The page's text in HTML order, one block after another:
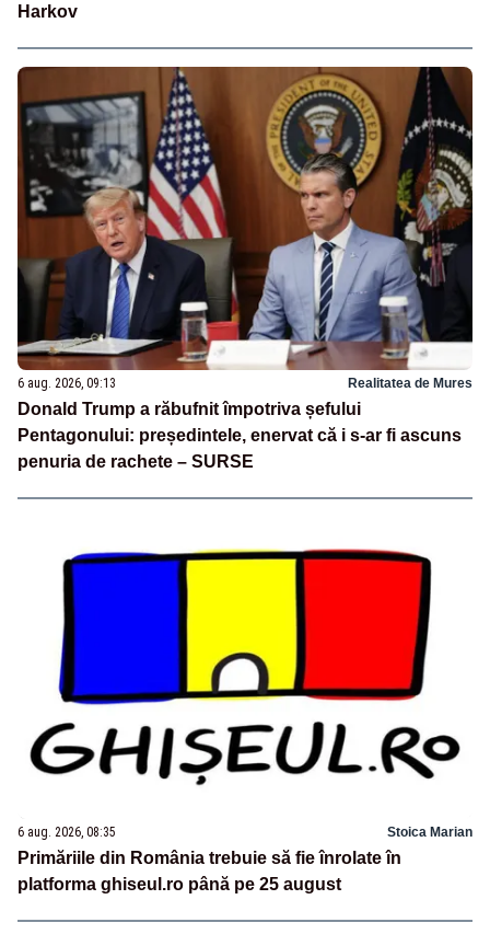
Harkov
6 aug. 2026, 09:13 Realitatea de Mures
Donald Trump a răbufnit împotriva șefului
Pentagonului: președintele, enervat că i s-ar fi ascuns
penuria de rachete – SURSE
6 aug. 2026, 08:35 Stoica Marian
Primăriile din România trebuie să fie înrolate în
platforma ghiseul.ro până pe 25 august